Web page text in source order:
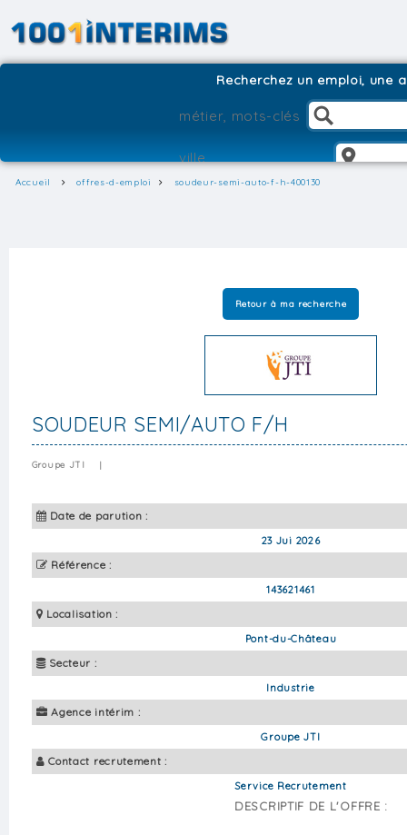
Recherchez un emploi, une
Accueil offres-d-emploi soudeur-semi-auto-f-h-400130
Retour à ma recherche
SOUDEUR SEMI/AUTO F/H
Groupe JTI |
Date de parution :
23 Jui 2026
Référence :
143621461
Localisation :
Pont-du-Château
Secteur :
Industrie
Agence intérim :
Groupe JTI
Contact recrutement :
Service Recrutement
DESCRIPTIF DE L'OFFRE :